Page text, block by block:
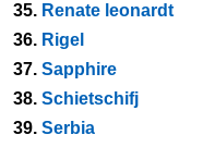
35. Renate leonardt
36. Rigel
37. Sapphire
38. Schietschifj
39. Serbia